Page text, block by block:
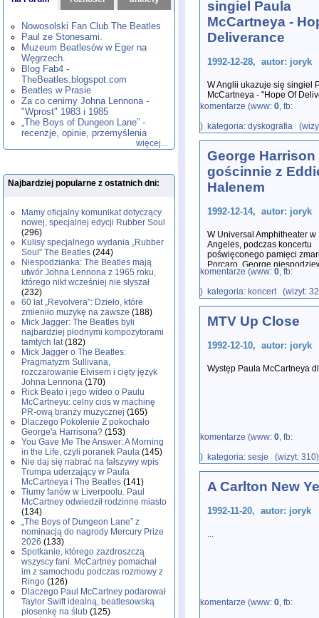
,1982,1983 ,1984,
1985,1986,1987 ,1988,1989,
1990, 1991,1992,1993
1995,1996 ,1997,1998 ,1999,
2000,2001, 2004
2005,2006, 2007
2010,2011,2012,2013,2014
2015,2016, 2017,
2020,2021,2022,2023,2024 ,
2025,2026
Nowosolski Fan Club The Beatles
Paul ze Stonesami.
Muzeum Beatlesów w Eger na
Węgrzech.
Blog Fab4 -
TheBeatles.blogspot.com
Beatles w Prasie
Za co cenimy Johna Lennona -
"Wprost" 1983 i 1985
„The Boys of Dungeon Lane” -
recenzje, opinie, przemyślenia
więcej...
Najbardziej popularne z ostatnich dni:
Mamy oficjalny komunikat dotyczący
nowej, specjalnej edycji Rubber Soul
(296)
Kulisy specjalnego wydania „Rubber
Soul” The Beatles (244)
Niespodzianka: The Beatles mają
utwór Johna Lennona z 1965 roku,
którego nikt wcześniej nie słyszał
(232)
60 lat „Revolvera”: Dzieło, które
zmieniło muzykę na zawsze (188)
Mick Jagger: The Beatles byli
najbardziej płodnymi kompozytorami
tamtych lat(182)
Mick Jagger o The Beatles:
Pragmatyzm Sullivana,
rozczarowanie Elvisem i cięty język
Johna Lennona (170)
Rick Beato i jego wideo o Paulu
McCartneyu: celny cios w machinę
PR-ową branży muzycznej (165)
Dlaczego Pokolenie Z pokochało
George'a Harrisona? (153)
You Gave Me The Answer: A Morning
in the Life, czyli poranek Paula (145)
Nie daj się nabrać na fałszywy wpis
Trumpa uderzający w Paula
McCartneya i The Beatles (141)
Tłumy fanów w Liverpoolu. Paul
McCartney odwiedził rodzinne miasto
(134)
„The Boys of Dungeon Lane” z
nominacją do nagrody Mercury Prize
2026 (133)
Spotkanie, którego zazdroszczą
wszyscy fani. McCartney pomachał
im z samochodu podczas rozmowy z
Ringo (126)
Dlaczego Paul McCartney podarował
Taylor Swift idealną, beatlesowską
piosenkę na ślub (125)
singiel Paula
McCartneya -
Deliverance
1992-12-28, autor: joryk
W Anglii ukazuje się singiel
McCartneya - "Hope Of
stronie znajduje się
komentarze (www: 0, fb:
) kategoria: dyskografia
George Harrison
gościnnie z
Halenem
1992-12-14, autor: joryk
W Universal Amphitheater w
Angeles, podczas koncertu
poświęconego pamięci
Porcaro, George
komentarze (www: 0, fb:
) kategoria: koncert (wizyt:
MTV Up Close
1992-12-10, autor: joryk
Występ Paula McCartneya
komentarze (www: 0, fb:
) kategoria: sesje (wizyt:
A Carlton New
1992-11-20, autor: joryk
...
komentarze (www: 0, fb: